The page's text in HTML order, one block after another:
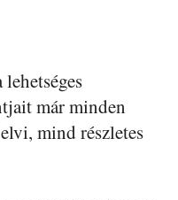
már minden
mind részletes